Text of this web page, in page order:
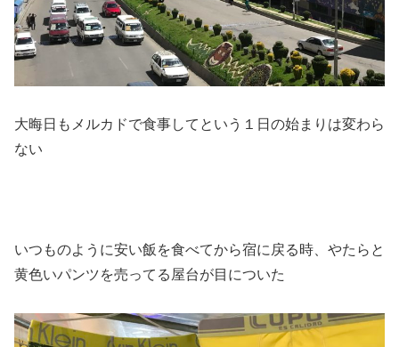
大晦日もメルカドで食事してという１日の始まりは変わら
ない
いつものように安い飯を食べてから宿に戻る時、やたらと
黄色いパンツを売ってる屋台が目についた